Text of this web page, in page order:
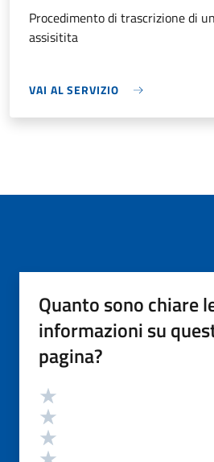
Procedimento di trascrizione di
assisitita
VAI AL SERVIZIO
Quanto sono chiare
informazioni su
pagina?
Valutazione